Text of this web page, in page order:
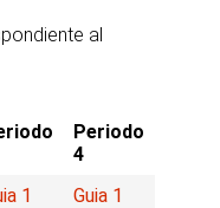
al
Periodo
4
1
Guia 1